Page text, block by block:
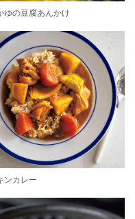
ゆの豆腐あんかけ
ンカレー